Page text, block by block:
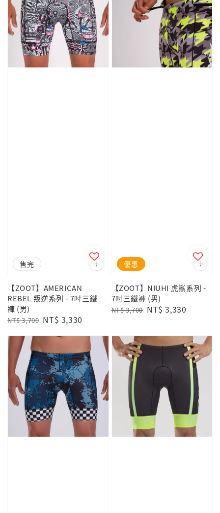
優惠
售完
【ZOOT】AMERICAN
REBEL 叛逆系列 - 7吋三鐵
褲 (男)
Regular
NT$ 3,700 Sale
NT$ 3,330
優惠
【ZOOT】NIUHI 虎鯊系列 -
7吋三鐵褲 (男)
Regular
NT$ 3,700 Sale
NT$ 3,330